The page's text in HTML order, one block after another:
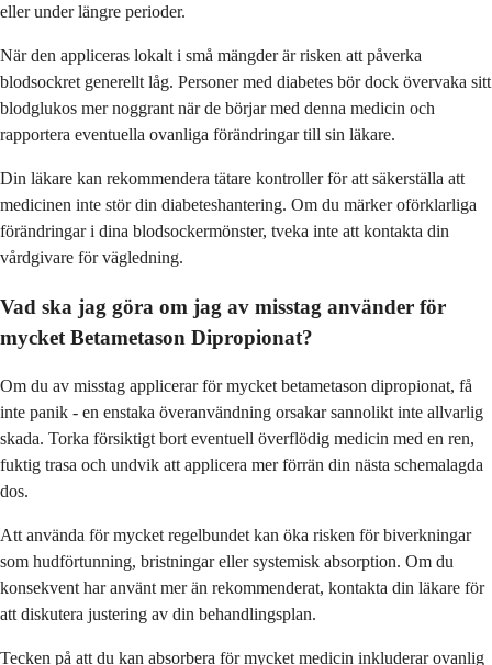
eller under längre perioder.
När den appliceras lokalt i små mängder är risken att påverka
blodsockret generellt låg. Personer med diabetes bör dock övervaka sitt
blodglukos mer noggrant när de börjar med denna medicin och
rapportera eventuella ovanliga förändringar till sin läkare.
Din läkare kan rekommendera tätare kontroller för att säkerställa att
medicinen inte stör din diabeteshantering. Om du märker oförklarliga
förändringar i dina blodsockermönster, tveka inte att kontakta din
vårdgivare för vägledning.
Vad ska jag göra om jag av misstag använder för
mycket Betametason Dipropionat?
Om du av misstag applicerar för mycket betametason dipropionat, få
inte panik - en enstaka överanvändning orsakar sannolikt inte allvarlig
skada. Torka försiktigt bort eventuell överflödig medicin med en ren,
fuktig trasa och undvik att applicera mer förrän din nästa schemalagda
dos.
Att använda för mycket regelbundet kan öka risken för biverkningar
som hudförtunning, bristningar eller systemisk absorption. Om du
konsekvent har använt mer än rekommenderat, kontakta din läkare för
att diskutera justering av din behandlingsplan.
Tecken på att du kan absorbera för mycket medicin inkluderar ovanlig